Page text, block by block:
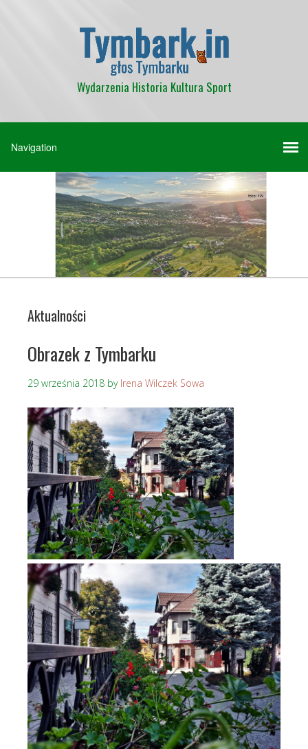
Wydarzenia Historia Kultura Sport
Aktualności
Obrazek z Tymbarku
29 września 2018 by Irena Wilczek Sowa